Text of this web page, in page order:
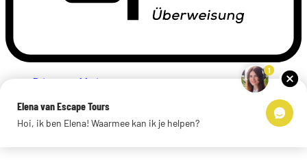
Privacyverklaring
Links
© 2026 Escape Tours
1
Elena van Escape Tours
Hoi, ik ben Elena! Waarmee kan ik je helpen?